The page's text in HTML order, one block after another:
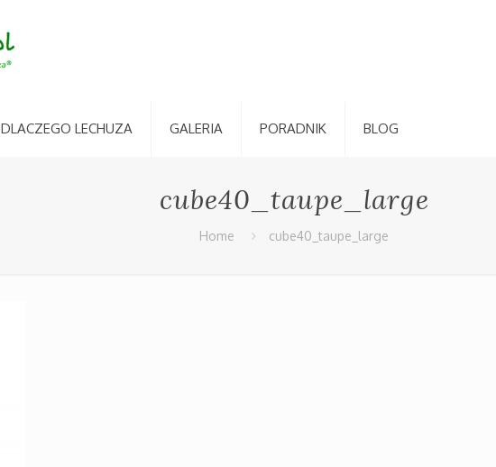
DLACZEGO LECHUZA GALERIA PORADNIK BLOG
cube40_taupe_large
Home cube40_taupe_large